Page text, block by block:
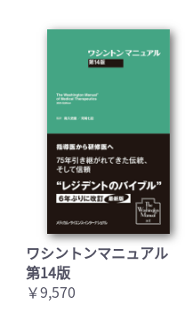
ワシントンマニュアル
第14版
￥9,570